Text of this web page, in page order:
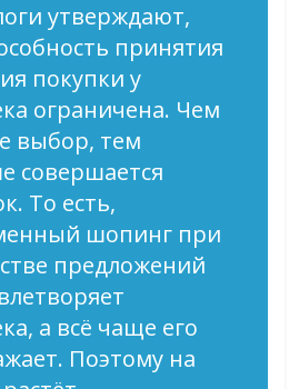
утверждают,
принятия
покупки у
ограничена. Чем
выбор, тем
совершается
То есть,
шопинг при
предложений
а всё чаще его
Поэтому на